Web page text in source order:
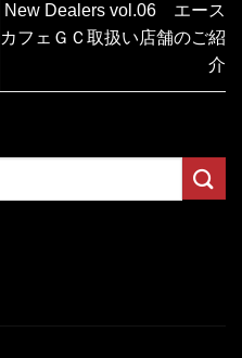
New Dealers vol.06 エース
カフェＧＣ取扱い店舗のご紹
介